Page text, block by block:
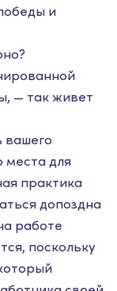
и
— так живет
вашего
места для
практика
допоздна
работе
поскольку